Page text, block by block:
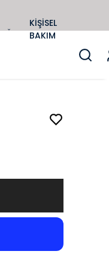
KİŞİSEL
BAKIM